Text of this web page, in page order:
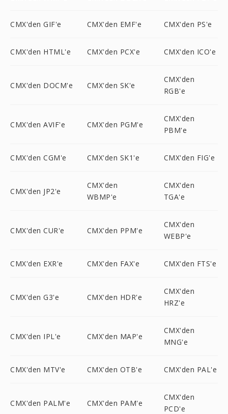
CMX'den GIF'e CMX'den EMF'e CMX'den PS'e
CMX'den HTML'e CMX'den PCX'e CMX'den ICO'e
CMX'den DOCM'e CMX'den SK'e
CMX'den
RGB'e
CMX'den AVIF'e CMX'den PGM'e
CMX'den
PBM'e
CMX'den CGM'e CMX'den SK1'e CMX'den FIG'e
CMX'den JP2'e
CMX'den
WBMP'e
CMX'den
TGA'e
CMX'den CUR'e CMX'den PPM'e
CMX'den
WEBP'e
CMX'den EXR'e CMX'den FAX'e CMX'den FTS'e
CMX'den G3'e CMX'den HDR'e
CMX'den
HRZ'e
CMX'den IPL'e CMX'den MAP'e
CMX'den
MNG'e
CMX'den MTV'e CMX'den OTB'e CMX'den PAL'e
CMX'den PALM'e CMX'den PAM'e
CMX'den
PCD'e